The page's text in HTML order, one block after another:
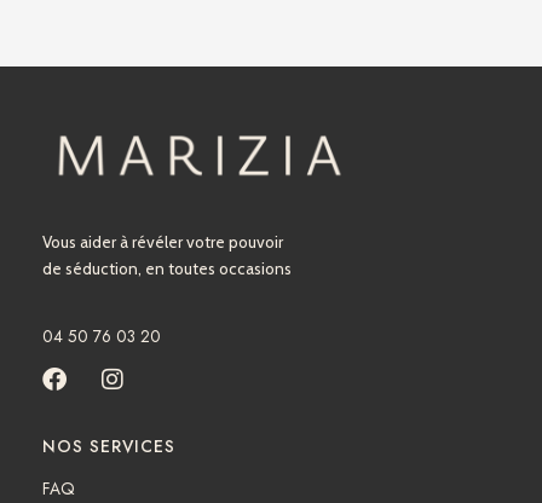
Vous aider à révéler votre pouvoir
de séduction, en toutes occasions
04 50 76 03 20
F
c
e
b
I
s
t
NOS SERVICES
FAQ